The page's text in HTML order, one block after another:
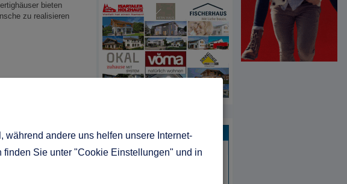
bieten
zu realisieren
Ein Blick auf
Haus ein
unterschiedliche
Sie
andere uns helfen unsere Internet-
Sie unter "Cookie Einstellungen" und in